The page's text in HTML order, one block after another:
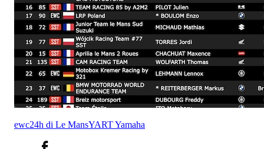
ewc24h di Le MansYART Yamaha